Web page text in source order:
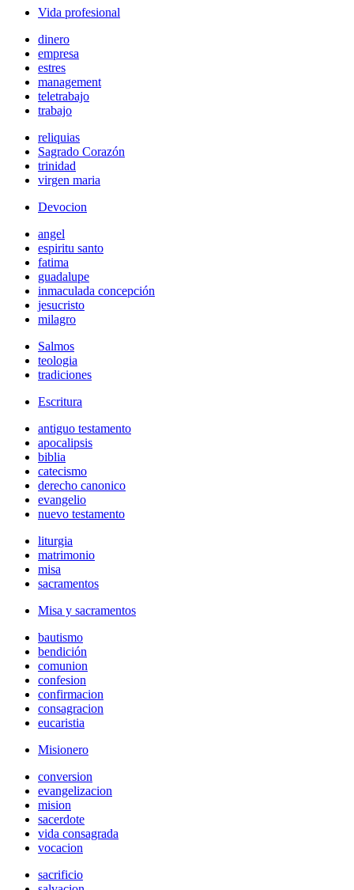
Vida profesional
dinero
empresa
estres
management
teletrabajo
trabajo
reliquias
Sagrado Corazón
trinidad
virgen maria
Devocion
angel
espiritu santo
fatima
guadalupe
inmaculada concepción
jesucristo
milagro
Salmos
teologia
tradiciones
Escritura
antiguo testamento
apocalipsis
biblia
catecismo
derecho canonico
evangelio
nuevo testamento
liturgia
matrimonio
misa
sacramentos
Misa y sacramentos
bautismo
bendición
comunion
confesion
confirmacion
consagracion
eucaristia
Misionero
conversion
evangelizacion
mision
sacerdote
vida consagrada
vocacion
sacrificio